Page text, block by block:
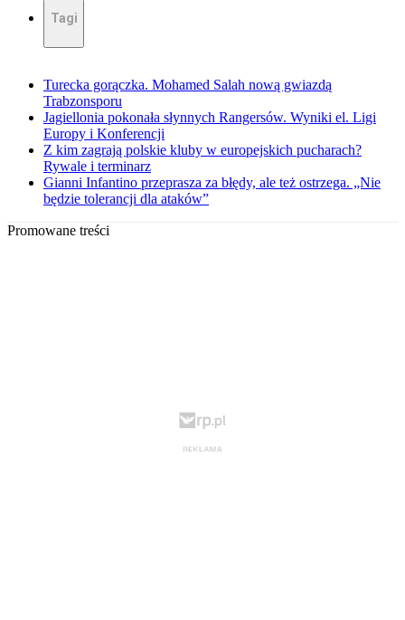
Tagi
Turecka gorączka. Mohamed Salah nową gwiazdą
Trabzonsporu
Jagiellonia pokonała słynnych Rangersów. Wyniki el. Ligi
Europy i Konferencji
Z kim zagrają polskie kluby w europejskich pucharach?
Rywale i terminarz
Gianni Infantino przeprasza za błędy, ale też ostrzega. „Nie
będzie tolerancji dla ataków”
Promowane treści